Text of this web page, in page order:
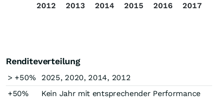
2012
2013 2014 2015 2016 2017
Renditeverteilung
> +50%
2025, 2020, 2014, 2012
+50%
Kein Jahr mit entsprechender Performance